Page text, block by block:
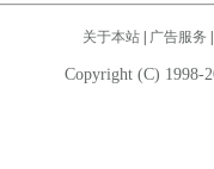
关于本站| 广告服务
Copyright (C) 1998-